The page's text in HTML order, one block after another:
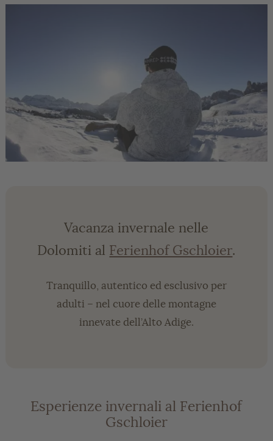
Vacanza invernale nelle
Dolomiti al Ferienhof Gschloier.
Tranquillo, autentico ed esclusivo per
adulti – nel cuore delle montagne
innevate dell’Alto Adige.
Esperienze invernali al Ferienhof
Gschloier